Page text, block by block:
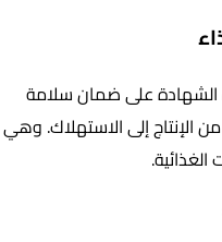
الشهادة على ضمان سلامة
الإنتاج إلى الاستهلاك. وهي